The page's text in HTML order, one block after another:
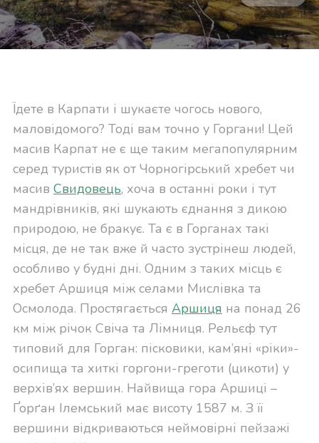
Їдете в Карпати і шукаєте чогось нового,
маловідомого? Тоді вам точно у Горгани! Цей
масив Карпат не є ще таким мегапопулярним
серед туристів як от Чорногірський хребетчи
масив Свидовець, хоча в останні роки і тут
мандрівників, які шукають єднання з дикою
природою, не бракує. Та є в Горганах такі
місця, де не так вже й часто зустрінеш людей,
особливо у будні дні. Одним з таких місць є
хребет Аршиця між селами Мислівка та
Осмолода. Простягається Аршиця на понад 26
км між річок Свіча та Лімниця. Рельєф тут
типовий для Горган: пісковики, кам’яні «ріки»-
осипища та хиткі горгони-греготи (цикоти) у
верхів’ях вершин. Найвища гора Аршиці –
Ґорґан Ілемський має висоту 1587 м. З її
вершини відкриваються неймовірні пейзажі